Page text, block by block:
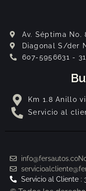
Av. Séptima No.
Diagonal S/der
607-5956631 -
Km 1.8 Anillo
Servicio al
info@fersautos.co
Servicio al Cliente :